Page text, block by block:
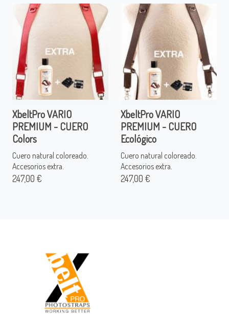
XbeltPro VARIO
PREMIUM - CUERO
Colors
Cuero natural coloreado.
Accesorios extra.
247,00 €
XbeltPro VARIO
PREMIUM - CUERO
Ecológico
Cuero natural coloreado.
Accesorios extra.
247,00 €